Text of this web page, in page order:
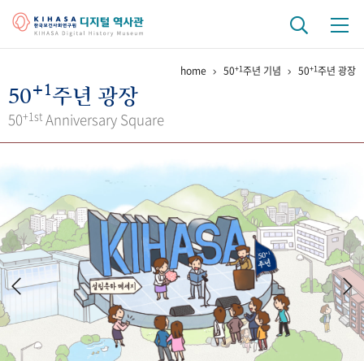
걸어온 길 기관 변천사
키워드로 보는 연구 역사
연구자들
간행물 변천사
기록물 아카이브
사진 아카이브 문서 기록물 행정박물 영상 기록물
50+1 주년 기념
home 50+1주년 기념 50+1주년 광장
50+1주년 광장
50+1st Anniversary Square